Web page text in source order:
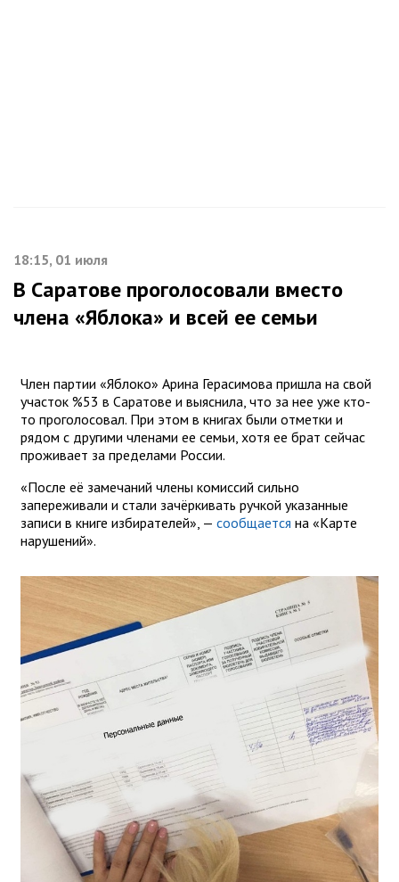
18:15, 01 июля
В Саратове проголосовали вместо
члена «Яблока» и всей ее семьи
Член партии «Яблоко» Арина Герасимова пришла на свой
участок %53 в Саратове и выяснила, что за нее уже кто-
то проголосовал. При этом в книгах были отметки и
рядом с другими членами ее семьи, хотя ее брат сейчас
проживает за пределами России.
«После её замечаний члены комиссий сильно
запереживали и стали зачёркивать ручкой указанные
записи в книге избирателей», — сообщается на «Карте
нарушений».